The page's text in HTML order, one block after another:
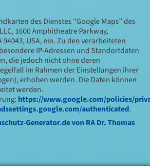
des Dienstes “Google Maps” des
1600 Amphitheatre Parkway,
94043, USA, ein. Zu den verarbeiteten
IP-Adressen und Standortdaten
die jedoch nicht ohne deren
im Rahmen der Einstellungen ihrer
erhoben werden. Die Daten können
werden.
https://www.google.com/policies/
authenticated.
Generator.de von RA Dr. Thomas